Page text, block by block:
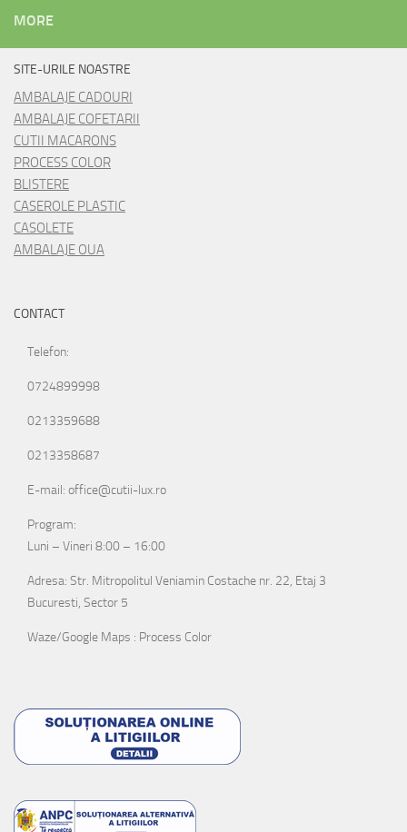
MORE
SITE-URILE NOASTRE
AMBALAJE CADOURI
AMBALAJE COFETARII
CUTII MACARONS
PROCESS COLOR
BLISTERE
CASEROLE PLASTIC
CASOLETE
AMBALAJE OUA
CONTACT
Telefon:
0724899998
0213359688
0213358687
E-mail: office@cutii-lux.ro
Program:
Luni – Vineri 8:00 – 16:00
Adresa: Str. Mitropolitul Veniamin Costache nr. 22, Etaj 3
Bucuresti, Sector 5
Waze/Google Maps : Process Color